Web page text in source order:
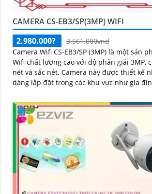
CAMERA CS-EB3/SP(3MP) WIFI
2.980.000?
3.561.000vnd
Camera Wifi CS-EB3/SP (3MP) là một sản
Wifi chất lượng cao với độ phân giải 3MP,
nét và sắc nét. Camera này được thiết kế nhỏ gọn và dễ
dàng lắp đặt trong các khu vực như gia